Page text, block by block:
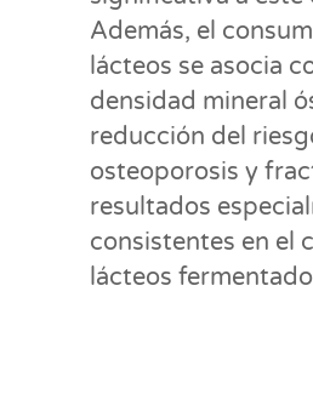
Además, el
lácteos se asocia
densidad mineral
reducción del
osteoporosis y
resultados
consistentes en el
lácteos